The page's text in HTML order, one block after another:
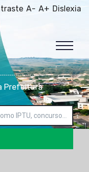
A- A+ Dislexia
Prefeitura